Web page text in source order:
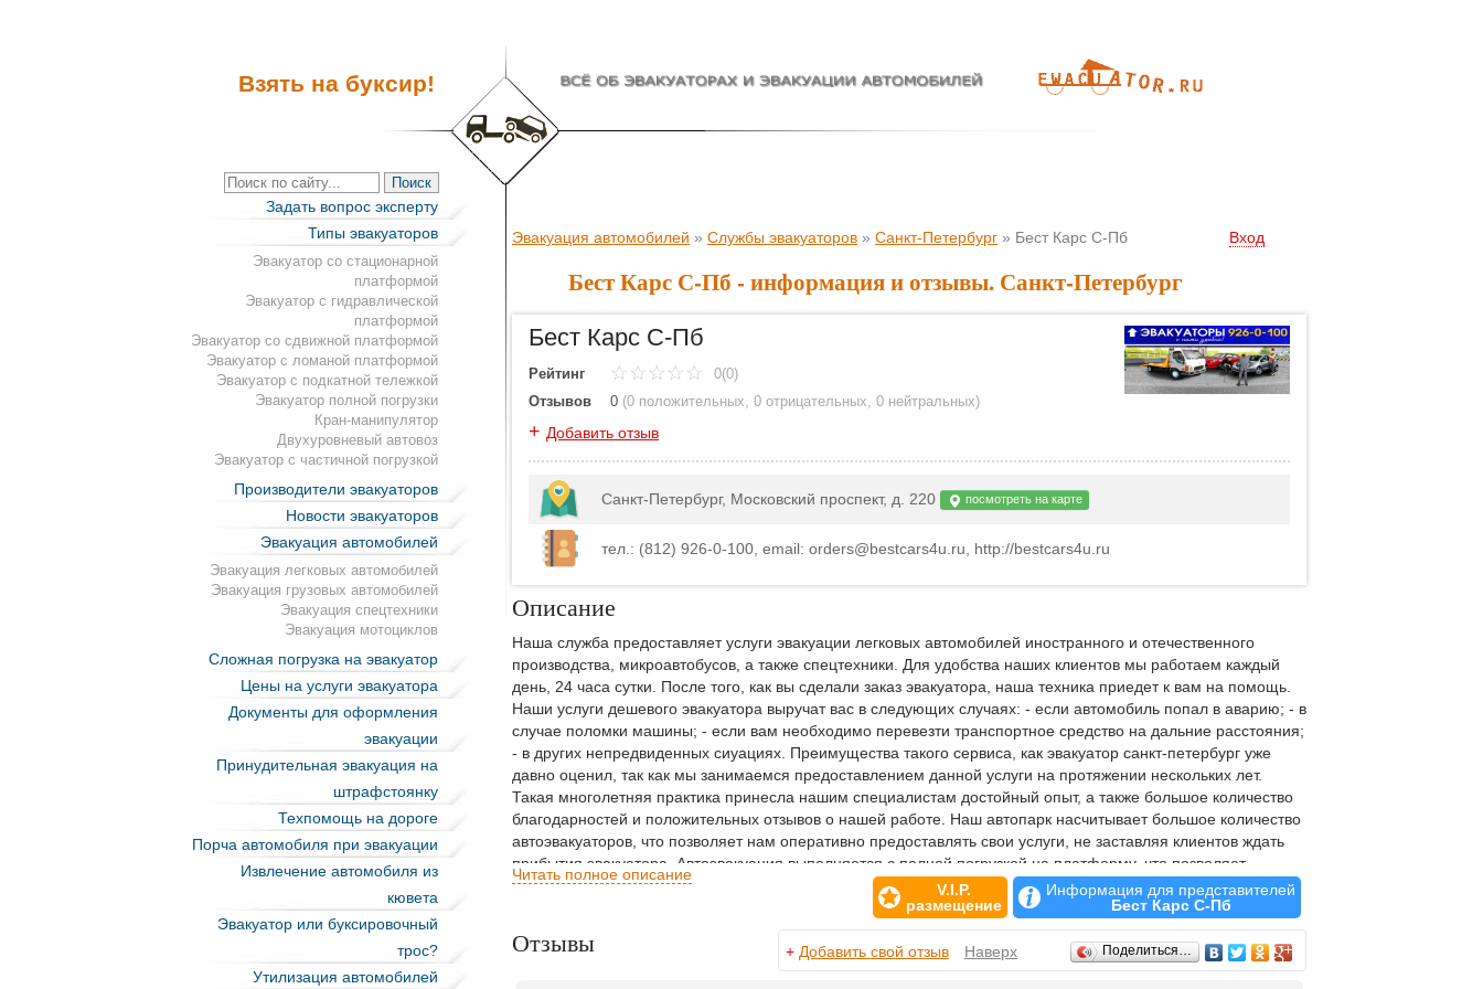
Взять на буксир!
Задать вопрос эксперту
Типы эвакуаторов
Эвакуатор со стационарной
платформой
Эвакуатор с гидравлической
платформой
Эвакуатор со сдвижной платформой
Эвакуатор с ломаной платформой
Эвакуатор с подкатной тележкой
Эвакуатор полной погрузки
Кран-манипулятор
Двухуровневый автовоз
Эвакуатор с частичной погрузкой
Производители эвакуаторов
Новости эвакуаторов
Эвакуация автомобилей
Эвакуация легковых автомобилей
Эвакуация грузовых автомобилей
Эвакуация спецтехники
Эвакуация мотоциклов
Сложная погрузка на эвакуатор
Цены на услуги эвакуатора
Документы для оформления
эвакуации
Принудительная эвакуация на
штрафстоянку
Техпомощь на дороге
Порча автомобиля при эвакуации
Извлечение автомобиля из
кювета
Эвакуатор или буксировочный
трос?
Утилизация автомобилей
Эвакуация автомобилей » Службы эвакуаторов » Санкт-Петербург » Бест Карс С-Пб Вход
Бест Карс С-Пб - информация и отзывы. Санкт-Петербург
Бест Карс С-Пб
Рейтинг
0(0)
Отзывов
0 (0 положительных, 0 отрицательных, 0 нейтральных)
+ Добавить отзыв
Санкт-Петербург, Московский проспект, д. 220 посмотреть на карте
тел.: (812) 926-0-100, email: orders@bestcars4u.ru, http://bestcars4u.ru
Описание
Наша служба предоставляет услуги эвакуации легковых автомобилей иностранного и отечественного
производства, микроавтобусов, а также спецтехники. Для удобства наших клиентов мы работаем каждый
день, 24 часа сутки. После того, как вы сделали заказ эвакуатора, наша техника приедет к вам на помощь.
Наши услуги дешевого эвакуатора выручат вас в следующих случаях: - если автомобиль попал в аварию; - в
случае поломки машины; - если вам необходимо перевезти транспортное средство на дальние расстояния;
- в других непредвиденных сиуациях. Преимущества такого сервиса, как эвакуатор санкт-петербург уже
давно оценил, так как мы занимаемся предоставлением данной услуги на протяжении нескольких лет.
Такая многолетняя практика принесла нашим специалистам достойный опыт, а также большое количество
благодарностей и положительных отзывов о нашей работе. Наш автопарк насчитывает большое количество
автоэвакуаторов, что позволяет нам оперативно предоставлять свои услуги, не заставляя клиентов ждать
прибытия эвакуатора. Автоэвакуация выполняется с полной погрузкой на платформу, что позволяет
эвакуировать транспортное средство с поврежденной подвеской или оборудованное автоматической КПП.
При этом полная погрузка обеспечит безопасность и сохранность автомобиля при эвакуации. При помощи
высокотехнологичных средств связи и коммуникации ответственный и добросовестный персонал нашей
компании осуществляет четкую логистику перевозок транспортных средств. Используемая нами техника
имеет сертификаты, необходимые для оказания таких эвакуационных услуг. Конструкция и технические
Читать полное описание
V.I.P.
размещение
Информация для представителей
Бест Карс С-Пб
Отзывы + Добавить свой отзыв Наверх Поделиться…